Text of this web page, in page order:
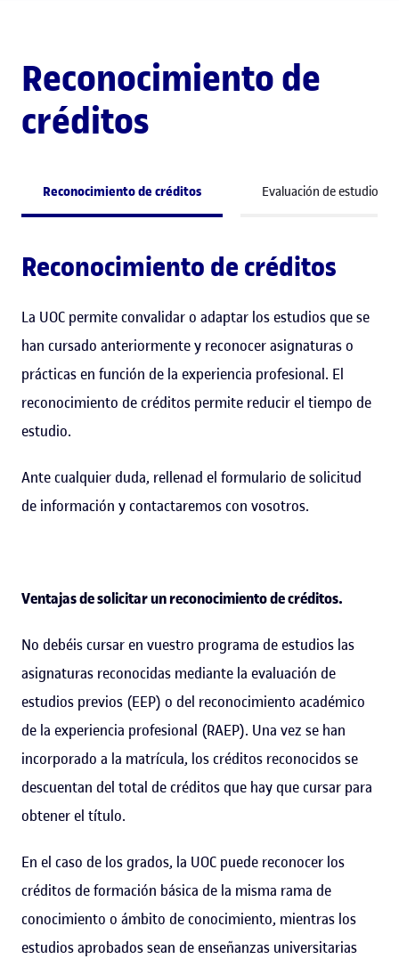
Reconocimiento de
créditos
Reconocimiento de créditos Evaluación de estudios
Reconocimiento de créditos
La UOC permite convalidar o adaptar los estudios que se
han cursado anteriormente y reconocer asignaturas o
prácticas en función de la experiencia profesional. El
reconocimiento de créditos permite reducir el tiempo de
estudio.
Ante cualquier duda, rellenad el formulario de solicitud
de información y contactaremos con vosotros.
Ventajas de solicitar un reconocimiento de créditos.
No debéis cursar en vuestro programa de estudios las
asignaturas reconocidas mediante la evaluación de
estudios previos (EEP) o del reconocimiento académico
de la experiencia profesional (RAEP). Una vez se han
incorporado a la matrícula, los créditos reconocidos se
descuentan del total de créditos que hay que cursar para
obtener el título.
En el caso de los grados, la UOC puede reconocer los
créditos de formación básica de la misma rama de
conocimiento o ámbito de conocimiento, mientras los
estudios aprobados sean de enseñanzas universitarias